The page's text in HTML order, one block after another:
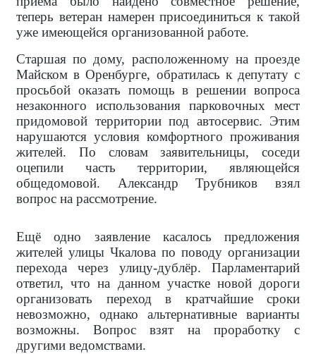
теперь ветеран намерен присоединиться к такой
уже имеющейся организованной работе.
Старшая по дому, расположенному на проезде
Майском в Оренбурге, обратилась к депутату с
просьбой оказать помощь в решении вопроса
незаконного использования парковочных мест
придомовой территории под автосервис. Этим
нарушаются условия комфортного проживания
жителей. По словам заявительницы, соседи
оцепили часть территории, являющейся
общедомовой. Александр Трубников взял
вопрос на рассмотрение.
Ещё одно заявление касалось предложения
жителей улицы Чкалова по поводу организации
перехода через улицу-дублёр. Парламентарий
ответил, что на данном участке новой дороги
организовать переход в кратчайшие сроки
невозможно, однако альтернативные варианты
возможны. Вопрос взят на проработку с
другими ведомствами.